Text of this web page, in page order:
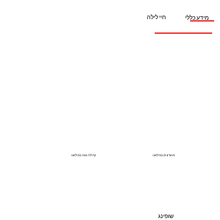
מידע כללי חיי לילה
קהילה גאה במילאנו מועדונים במילאנו
שופינג